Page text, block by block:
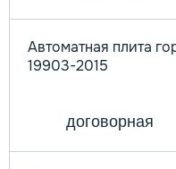
Автоматная плита
19903-2015
договорная